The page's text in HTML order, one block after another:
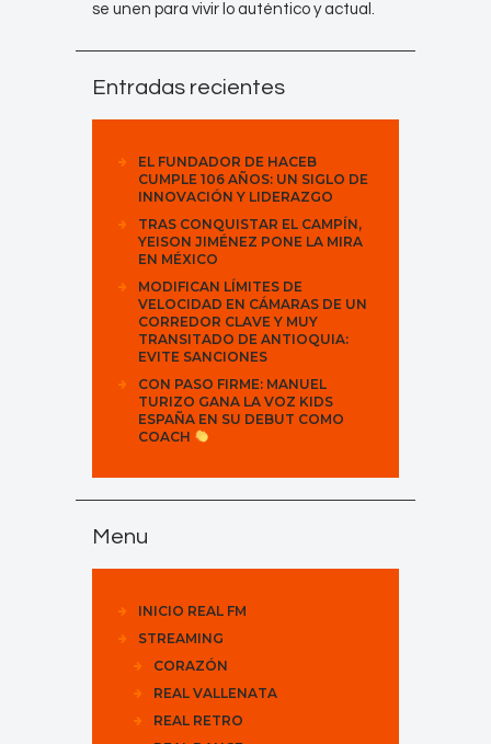
se unen para vivir lo auténtico y actual.
Entradas recientes
EL FUNDADOR DE HACEB
CUMPLE 106 AÑOS: UN SIGLO DE
INNOVACIÓN Y LIDERAZGO
TRAS CONQUISTAR EL CAMPÍN,
YEISON JIMÉNEZ PONE LA MIRA
EN MÉXICO
MODIFICAN LÍMITES DE
VELOCIDAD EN CÁMARAS DE UN
CORREDOR CLAVE Y MUY
TRANSITADO DE ANTIOQUIA:
EVITE SANCIONES
CON PASO FIRME: MANUEL
TURIZO GANA LA VOZ KIDS
ESPAÑA EN SU DEBUT COMO
COACH
Menu
INICIO REAL FM
STREAMING
CORAZÓN
REAL VALLENATA
REAL RETRO